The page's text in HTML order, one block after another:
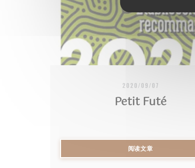
2020/09/07
Petit Futé
阅读文章